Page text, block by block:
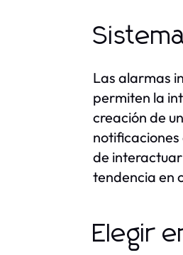
Las alarmas
permiten la
creación de
de
tendencia en
Elegir